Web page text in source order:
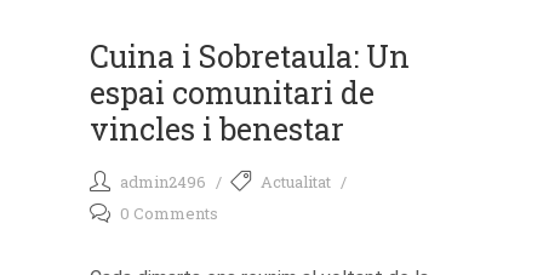
Cuina i Sobretaula: Un
espai comunitari de
vincles i benestar
admin2496
Actualitat
0 Comments